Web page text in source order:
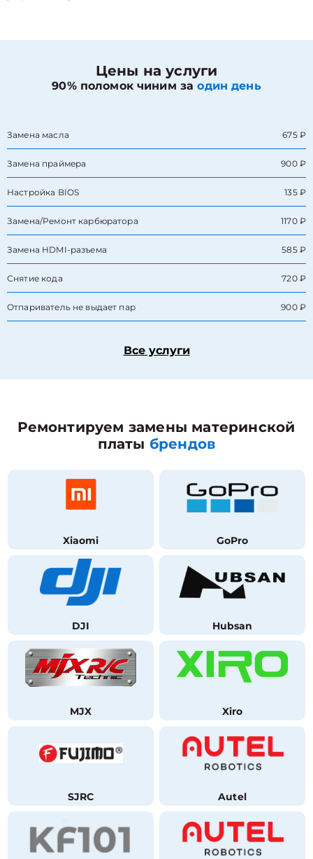
Цены на услуги
90% поломок чиним заодин день
Замена масла 675 ₽
Замена праймера 900 ₽
Настройка BIOS 135 ₽
Замена/Pемонт карбюратора 1170 ₽
Замена HDMI-разъема 585 ₽
Снятие кода 720 ₽
Отпариватель не выдает пар 900 ₽
Все услуги
Ремонтируем замены материнской
платы брендов
Xiaomi GoPro
DJI Hubsan
MJX Xiro
SJRC Autel